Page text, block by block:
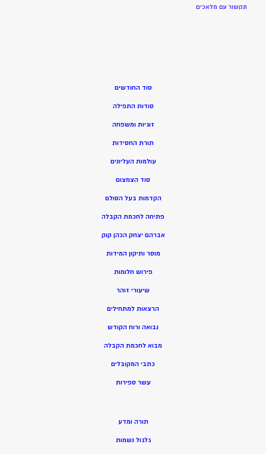
תקשור עם מלאכים
סוד החודשים
סודות התפילה
זוגיות ומשפחה
תורת החסידות
עולמות העליונים
סוד הצמצום
הקדמות בעל הסולם
פתיחה לחכמת הקבלה
אברהם יצחק הכהן קוק
מוסר ותיקון המידות
פירוש חלומות
שיעורי זוהר
הרצאות למתחילים
נבואה ורוח הקודש
מבוא לחכמת הקבלה
כתבי המקובלים
עשר ספירות
תורה ומדע
גלגול נשמות